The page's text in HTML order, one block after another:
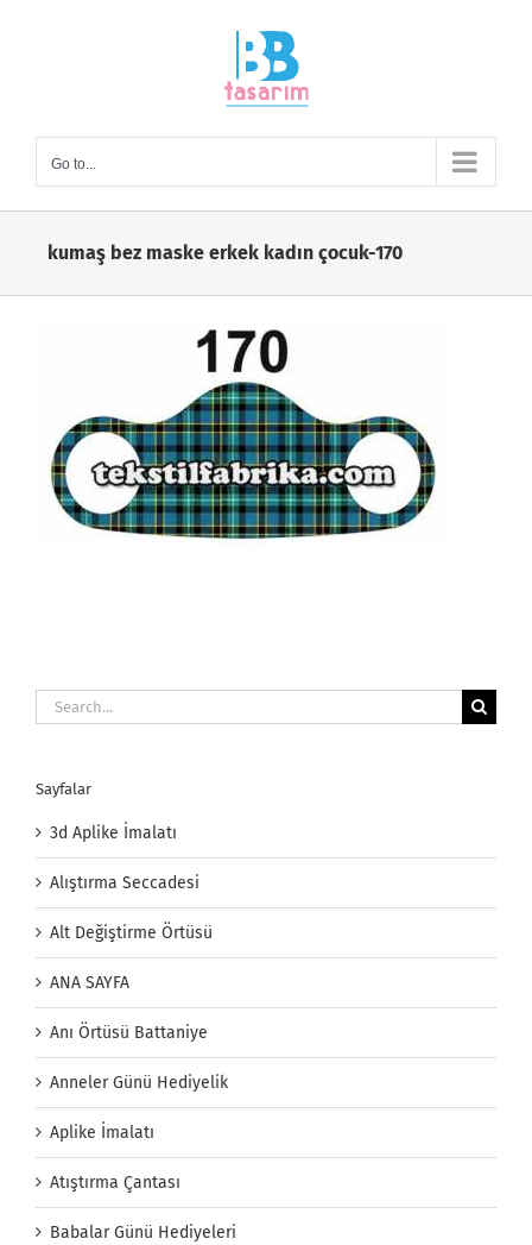
Go to...
kumaş bez maske erkek kadın çocuk-170
Search
for:
Sayfalar
3d Aplike İmalatı
Alıştırma Seccadesi
Alt Değiştirme Örtüsü
ANA SAYFA
Anı Örtüsü Battaniye
Anneler Günü Hediyelik
Aplike İmalatı
Atıştırma Çantası
Babalar Günü Hediyeleri